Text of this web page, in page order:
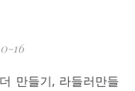
16